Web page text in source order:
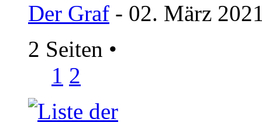
Der Graf - 02. März
2 Seiten •
1 2